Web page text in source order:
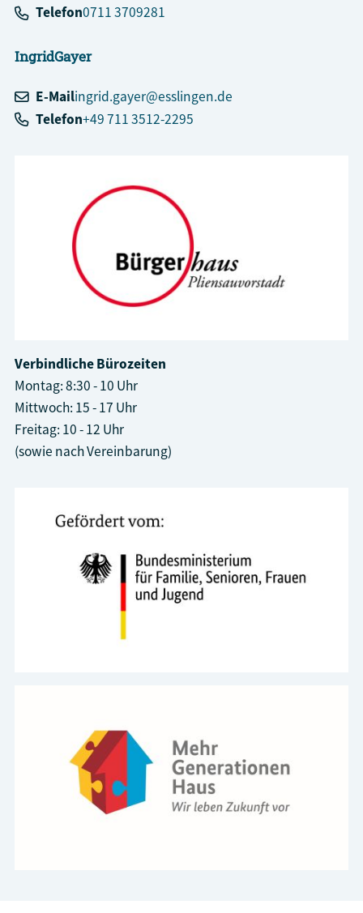
Telefon0711 3709281
IngridGayer
E-Mailingrid.gayer@esslingen.de
Telefon+49 711 3512-2295
Verbindliche Bürozeiten
Montag: 8:30 - 10 Uhr
Mittwoch: 15 - 17 Uhr
Freitag: 10 - 12 Uhr
(sowie nach Vereinbarung)